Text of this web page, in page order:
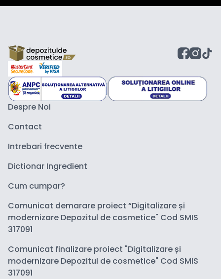
Despre Noi
Contact
Intrebari frecvente
Dictionar Ingredient
Cum cumpar?
Comunicat demarare proiect “Digitalizare și
modernizare Depozitul de cosmetice" Cod SMIS
317091
Comunicat finalizare proiect "Digitalizare și
modernizare Depozitul de cosmetice" Cod SMIS
317091